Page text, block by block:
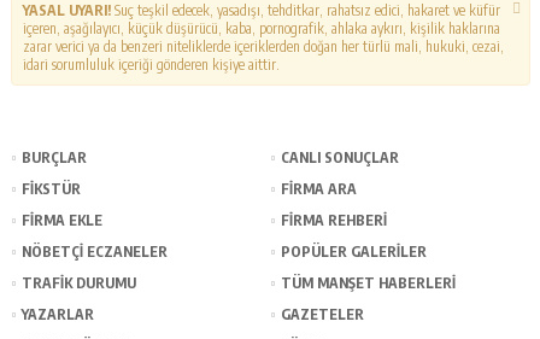
YASAL UYARI!Suç teşkil edecek, yasadışı, tehditkar, rahatsız edici, hakaret ve küfür
içeren, aşağılayıcı, küçük düşürücü, kaba, pornografik, ahlaka aykırı, kişilik haklarına
zarar verici ya da benzeri niteliklerde içeriklerden doğan her türlü mali, hukuki, cezai,
idari sorumluluk içeriği gönderen kişiye aittir.
BURÇLAR
CANLI SONUÇLAR
FİKSTÜR
FİRMA ARA
FİRMA EKLE
FİRMA REHBERİ
NÖBETÇİ ECZANELER
POPÜLER GALERİLER
TRAFİK DURUMU
TÜM MANŞET HABERLERİ
YAZARLAR
GAZETELER